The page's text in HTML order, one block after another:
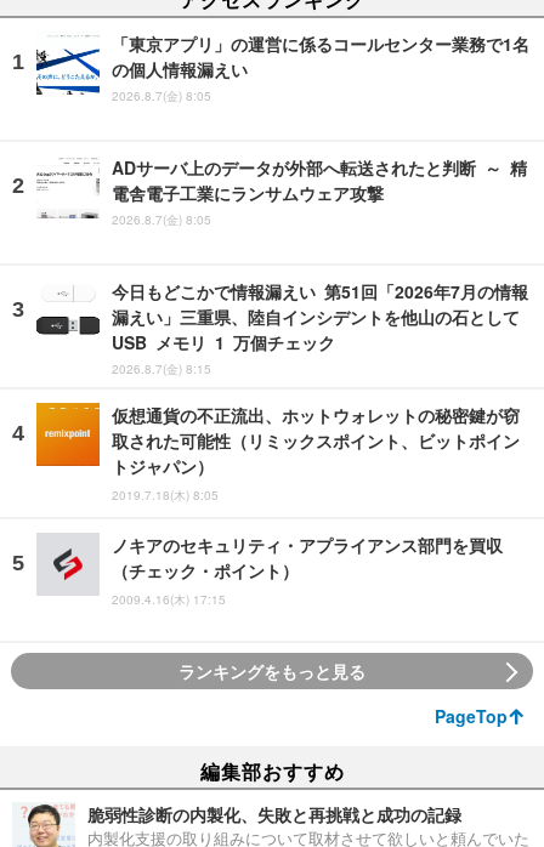
「東京アプリ」の運営に係るコールセンター業務で1名
の個人情報漏えい
2026.8.7(金) 8:05
ADサーバ上のデータが外部へ転送されたと判断 ～ 精
電舎電子工業にランサムウェア攻撃
2026.8.7(金) 8:05
今日もどこかで情報漏えい 第51回「2026年7月の情報
漏えい」三重県、陸自インシデントを他山の石として
USB メモリ 1 万個チェック
2026.8.7(金) 8:15
仮想通貨の不正流出、ホットウォレットの秘密鍵が窃
取された可能性（リミックスポイント、ビットポイン
トジャパン）
2019.7.18(木) 8:05
ノキアのセキュリティ・アプライアンス部門を買収
（チェック・ポイント）
2009.4.16(木) 17:15
ランキングをもっと見る
PageTop
編集部おすすめ
脆弱性診断の内製化、失敗と再挑戦と成功の記録
内製化支援の取り組みについて取材させて欲しいと頼んでいた